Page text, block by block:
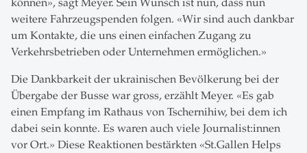
weitere Fahrzeugspenden folgen. «Wir sind auch dankbar
um Kontakte, die uns einen einfachen Zugang zu
Verkehrsbetrieben oder Unternehmen ermöglichen.»
Die Dankbarkeit der ukrainischen Bevölkerung bei der
Übergabe der Busse war gross, erzählt Meyer. «Es gab
einen Empfang im Rathaus von Tschernihiw, bei dem ich
dabei sein konnte. Es waren auch viele Journalist:innen
vor Ort.» Diese Reaktionen bestärkten «St.Gallen Helps